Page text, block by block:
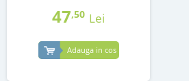
47,50 Lei
Adauga in cos